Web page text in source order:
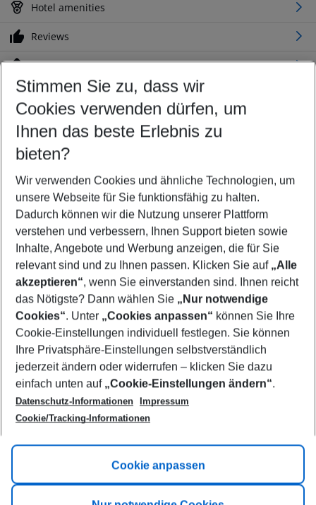
Hotel amenities
Reviews
Location
Customize your offer
Find the perfect deal which suits your best
Your departure airport
Any airport
Select your date range
08/08/26–06/08/27 5-8 nights
Who will travel
2 adults No children
Show more filter
Footer
Footer navigation
Title A
Link A
Stimmen Sie zu, dass wir
Cookies verwenden dürfen, um
Ihnen das beste Erlebnis zu
bieten?
Wir verwenden Cookies und ähnliche Technologien, um
unsere Webseite für Sie funktionsfähig zu halten.
Dadurch können wir die Nutzung unserer Plattform
verstehen und verbessern, Ihnen Support bieten sowie
Inhalte, Angebote und Werbung anzeigen, die für Sie
relevant sind und zu Ihnen passen. Klicken Sie auf „Alle
akzeptieren“, wenn Sie einverstanden sind. Ihnen reicht
das Nötigste? Dann wählen Sie „Nur notwendige
Cookies“. Unter „Cookies anpassen“ können Sie Ihre
Cookie-Einstellungen individuell festlegen. Sie können
Ihre Privatsphäre-Einstellungen selbstverständlich
jederzeit ändern oder widerrufen – klicken Sie dazu
einfach unten auf „Cookie-Einstellungen ändern“.
Datenschutz-Informationen
Impressum
Cookie/Tracking-Informationen
Cookie anpassen